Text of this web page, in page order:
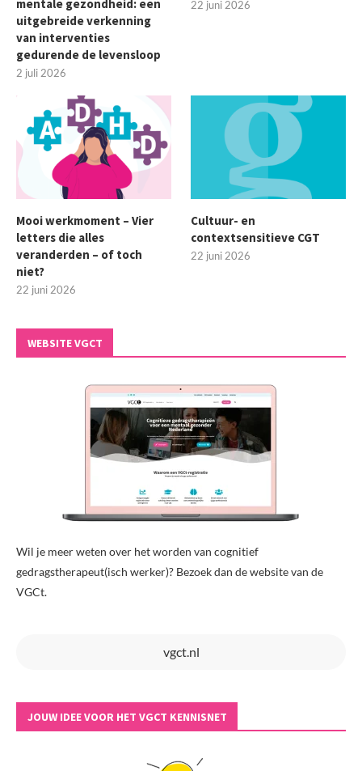
mentale gezondheid: een
uitgebreide verkenning
van interventies
gedurende de levensloop
2 juli 2026
22 juni 2026
Mooi werkmoment – Vier
letters die alles
veranderden – of toch
niet?
22 juni 2026
Cultuur- en
contextsensitieve CGT
22 juni 2026
WEBSITE VGCT
Wil je meer weten over het worden van cognitief
gedragstherapeut(isch werker)? Bezoek dan de website van de
VGCt.
vgct.nl
JOUW IDEE VOOR HET VGCT KENNISNET